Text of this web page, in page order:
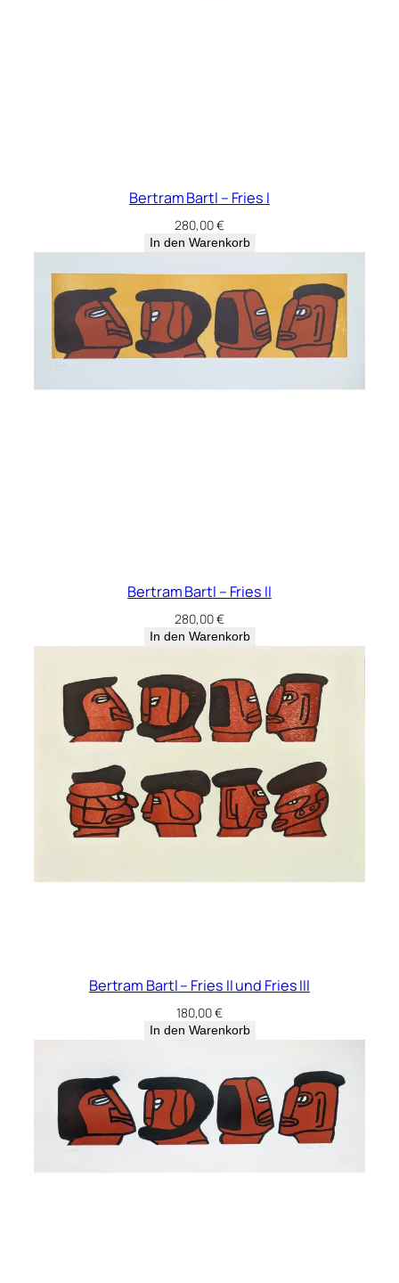
Bertram Bartl – Fries I
280,00€
In den Warenkorb
Bertram Bartl – Fries II
280,00€
In den Warenkorb
Bertram Bartl – Fries II und Fries III
180,00€
In den Warenkorb